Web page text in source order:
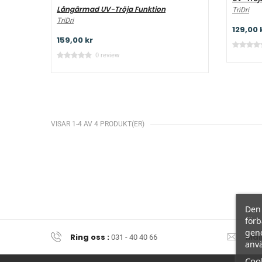
Långärmad UV-Tröja Funktion
TriDri
159,00 kr
0 review
TriDri
129,00
VISAR 1-4 AV 4 PRODUKT(ER)
Ring oss : 031 - 40 40 66